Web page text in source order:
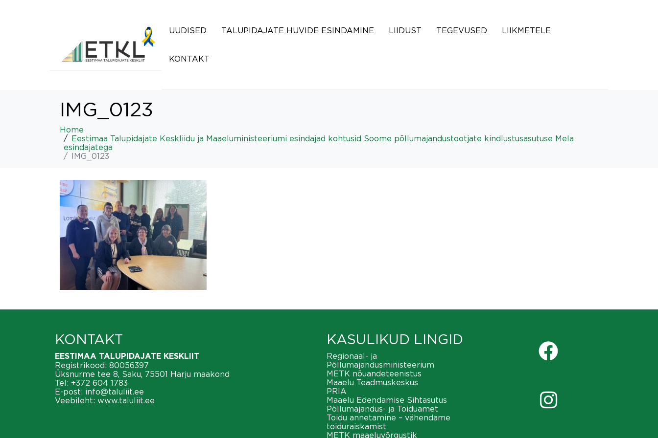
UUDISED TALUPIDAJATE HUVIDE ESINDAMINE LIIDUST TEGEVUSED LIIKMETELE
KONTAKT
IMG_0123
Home
Eestimaa Talupidajate Keskliidu ja Maaeluministeeriumi esindajad kohtusid Soome põllumajandustootjate kindlustusasutuse Mela
esindajatega
IMG_0123
KONTAKT
EESTIMAA TALUPIDAJATE KESKLIIT
Registrikood: 80056397
Üksnurme tee 8, Saku, 75501 Harju maakond
Tel: +372 604 1783
E-post: info@taluliit.ee
Veebileht: www.taluliit.ee
KASULIKUD LINGID
Regionaal- ja
Põllumajandusministeerium
METK nõuandeteenistus
Maaelu Teadmuskeskus
PRIA
Maaelu Edendamise Sihtasutus
Põllumajandus- ja Toiduamet
Toidu annetamine – vähendame
toiduraiskamist
METK maaeluvõrgustik